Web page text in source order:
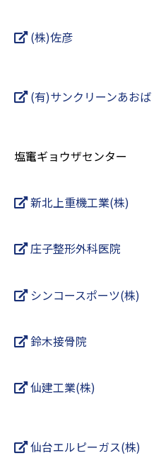
(株)佐彦
(有)サンクリーンあおば
塩竃ギョウザセンター
新北上重機工業(株)
庄子整形外科医院
シンコースポーツ(株)
鈴木接骨院
仙建工業(株)
仙台エルピーガス(株)